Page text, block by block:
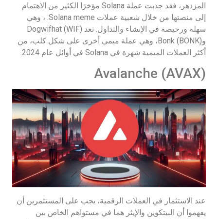
المزدهر، فقد جذبت عملة Solana مؤخرًا الكثير من الاهتمام
إلى منصتها من خلال شعبية عملات Solana meme. ، وهي
سهلة ورخيصة في الإنشاء والتداول. تعد Dogwifhat (WIF)
وBonk (BONK)، وهي عملة ميمي أخرى على شكل كلب، من
أكثر العملات الميمية شهرة في Solana في أوائل عام 2024.
Avalanche (AVAX)
عند الاستثمار في العملات الرقمية، يجب على المستثمرين أن
يفهموا أن البيتكوين والإيثر هما في مستواهم الخاص بين